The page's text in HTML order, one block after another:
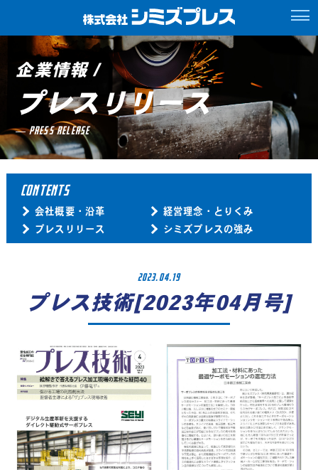
企業情報 /
プレスリリース
PRESS RELEASE
CONTENTS
会社概要・沿革
経営理念・とりくみ
プレスリリース
シミズプレスの強み
2023.04.19
プレス技術[2023年04月号]